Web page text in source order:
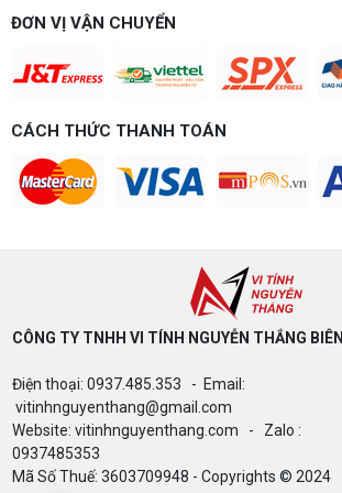
phí tại Vi tính Nguyễn
GIGABYTE & INTEL
Mềm Vi Tính Nguyễn
Microsoft và cú "Quay
ĐƠN VỊ VẬN CHUYỂN
CÁCH THỨC THANH TOÁN
CÔNG TY TNHH VI TÍNH NGUYỄN THẮNG
Điện thoại: 0937.485.353 - Email:
vitinhnguyenthang@gmail.com
Website: vitinhnguyenthang.com - Zalo :
0937485353
Mã Số Thuế: 3603709948 - Copyrights © 2024